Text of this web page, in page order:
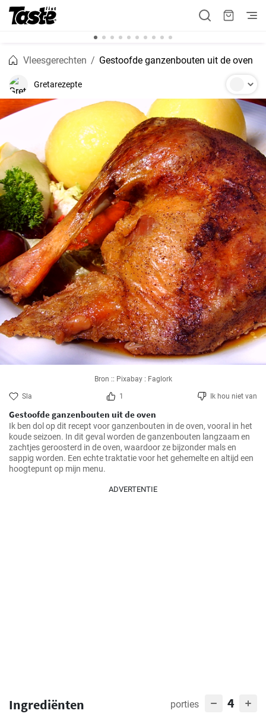
Vleesgerechten Gestoofde ganzenbouten uit de oven
Gretarezepte
Bron :: Pixabay : Faglork
Sla 1 Ik hou niet van
Gestoofde ganzenbouten uit de oven
Ik ben dol op dit recept voor ganzenbouten in de oven, vooral in het
koude seizoen. In dit geval worden de ganzenbouten langzaam en
zachtjes geroosterd in de oven, waardoor ze bijzonder mals en
sappig worden. Een echte traktatie voor het gehemelte en altijd een
hoogtepunt op mijn menu.
ADVERTENTIE
Ingrediënten porties 4